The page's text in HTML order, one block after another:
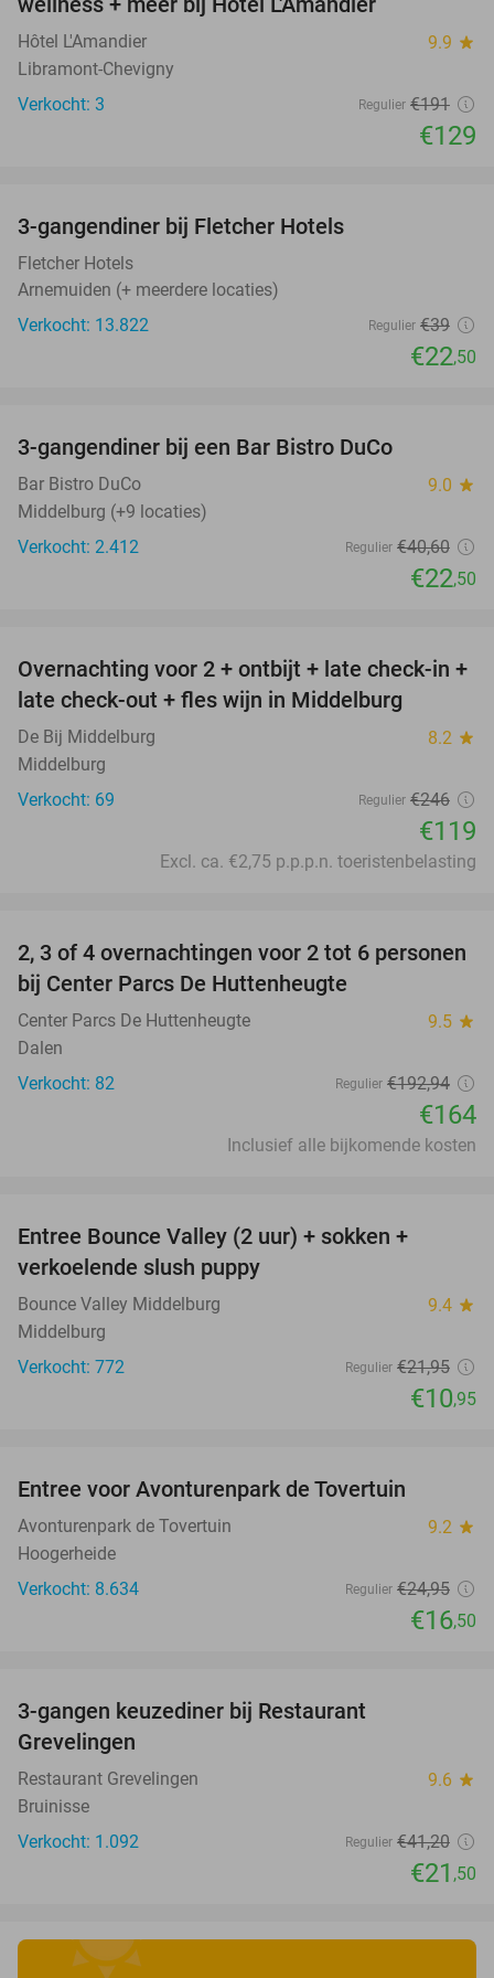
TODAY
Hôtel L'Amandier 9.9 star
Libramont-Chevigny
Verkocht: 3
Regulier €191
€129
3-gangendiner bij Fletcher Hotels
Fletcher Hotels
Arnemuiden (+ meerdere locaties)
Verkocht: 13.822
Regulier €39
€22,50
3-gangendiner bij een Bar Bistro DuCo
Bar Bistro DuCo 9.0 star
Middelburg (+9 locaties)
Verkocht: 2.412
Regulier €40,60
€22,50
52%
Overnachting voor 2 + ontbijt + late check-in +
late check-out + fles wijn in Middelburg
De Bij Middelburg 8.2 star
Middelburg
Verkocht: 69
Regulier €246
€119
Excl. ca. €2,75 p.p.p.n. toeristenbelasting
15%
2, 3 of 4 overnachtingen voor 2 tot 6 personen
bij Center Parcs De Huttenheugte
Center Parcs De Huttenheugte 9.5 star
Dalen
Verkocht: 82
Regulier €192,94
€164
Inclusief alle bijkomende kosten
Entree Bounce Valley (2 uur) + sokken +
verkoelende slush puppy
Bounce Valley Middelburg 9.4 star
Middelburg
Verkocht: 772
Regulier €21,95
€10,95
Entree voor Avonturenpark de Tovertuin
Avonturenpark de Tovertuin 9.2 star
Hoogerheide
Verkocht: 8.634
Regulier €24,95
€16,50
3-gangen keuzediner bij Restaurant
Grevelingen
Restaurant Grevelingen 9.6 star
Bruinisse
Verkocht: 1.092
Regulier €41,20
€21 ,50